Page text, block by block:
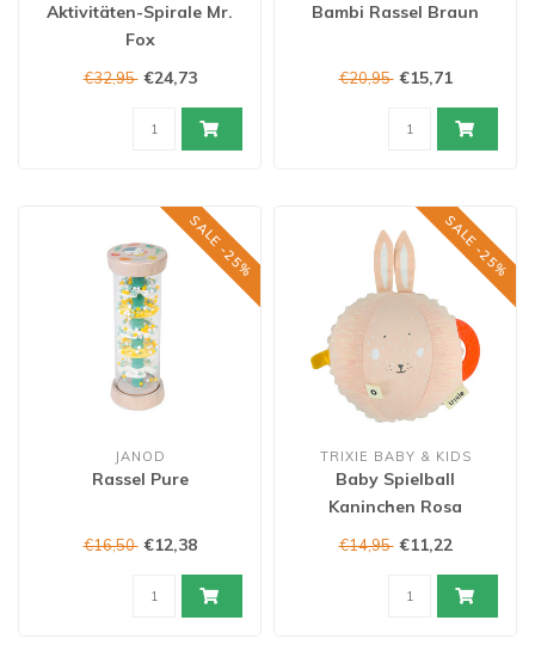
Aktivitäten-Spirale Mr.
Fox
€32,95 €24,73
Bambi Rassel Braun
€20,95 €15,71
SALE -25%
JANOD
Rassel Pure
€16,50 €12,38
SALE -25%
TRIXIE BABY & KIDS
Baby Spielball
Kaninchen Rosa
€14,95 €11,22